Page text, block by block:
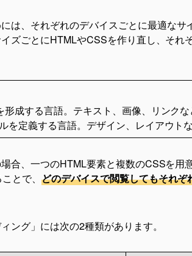
は、それぞれのデバイスごとに最適なサ
ズごとにHTMLやCSSを作り直し、それ
成する言語。テキスト、画像、リンクな
を定義する言語。デザイン、レイアウトな
合、一つのHTML要素と複数のCSSを用
とで、 どのデバイスで閲覧してもそれ
ング」には次の2種類があります。